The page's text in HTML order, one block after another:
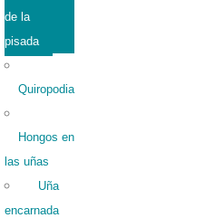
de la
pisada
Quiropodia
Hongos en
las uñas
Uña
encarnada